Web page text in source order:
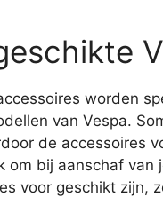
worden
van Vespa.
de accessoires
om bij aanschaf van
voor geschikt zijn,